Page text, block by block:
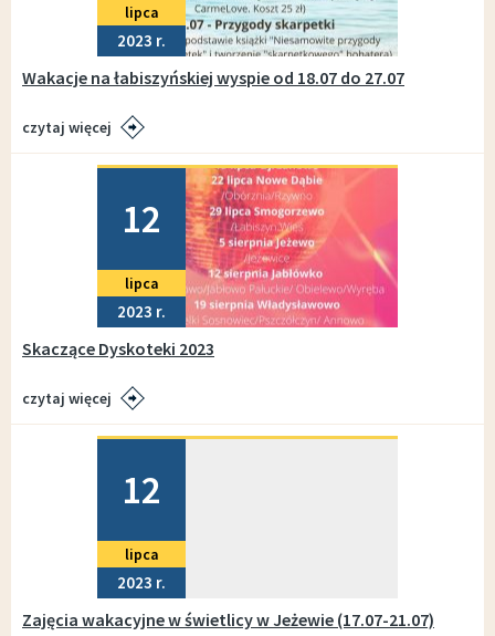
lipca
2023
Wakacje na łabiszyńskiej wyspie od 18.07 do 27.07
czytaj więcej
12
lipca
2023
Skaczące Dyskoteki 2023
czytaj więcej
12
lipca
2023
Zajęcia wakacyjne w świetlicy w Jeżewie (17.07-21.07)